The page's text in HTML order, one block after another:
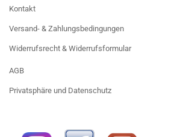
Kontakt
Versand- & Zahlungsbedingungen
Widerrufsrecht & Widerrufsformular
AGB
Privatsphäre und Datenschutz